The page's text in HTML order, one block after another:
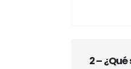
2 –